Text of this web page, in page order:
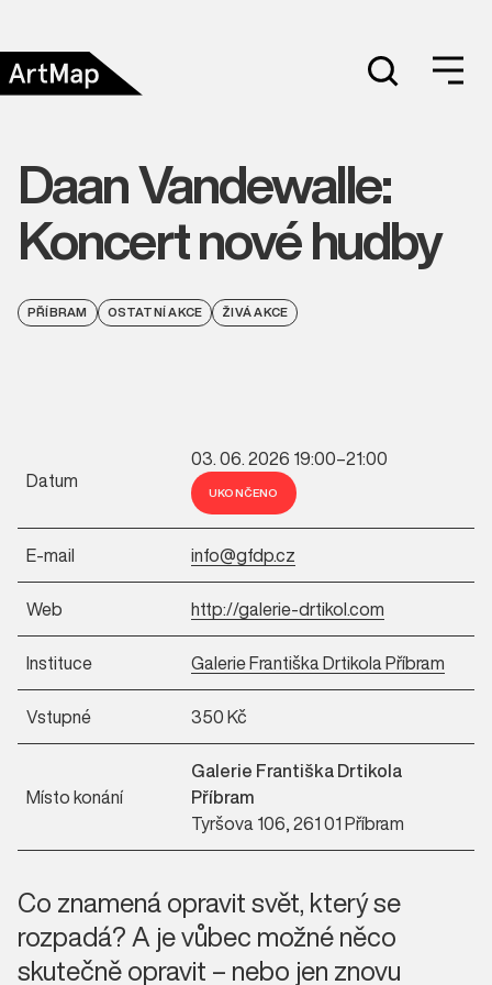
Daan Vandewalle:
Koncert nové hudby
PŘÍBRAM OSTATNÍ AKCE ŽIVÁ AKCE
Datum
03. 06. 2026 19:00–21:00
UKONČENO
E-mail info@gfdp.cz
Web http://galerie-drtikol.com
Instituce Galerie Františka Drtikola Příbram
Vstupné 350 Kč
Místo konání
Galerie Františka Drtikola
Příbram
Tyršova 106, 261 01 Příbram
Co znamená opravit svět, který se
rozpadá? A je vůbec možné něco
skutečně opravit – nebo jen znovu